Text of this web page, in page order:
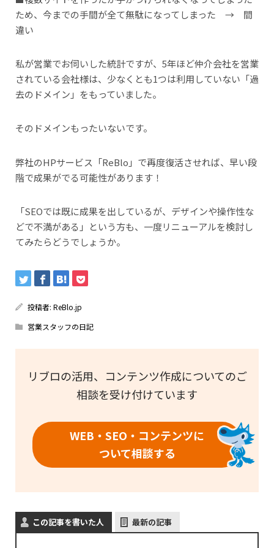
ため、今までの手間が全て無駄になってしまった → 間
違い
私が営業でお伺いした統計ですが、5年ほど仲介会社を営業
されている会社様は、少なくとも1つは利用していない「過
去のドメイン」をもっていました。
そのドメインもったいないです。
弊社のHPサービス「ReBlo」で再度復活させれば、早い段
階で成果がでる可能性があります！
「SEOでは既に成果を出しているが、デザインや操作性な
どで不満がある」という方も、一度リニューアルを検討し
てみたらどうでしょうか。
投稿者: ReBlo.jp
営業スタッフの日記
リブロの活用、コンテンツ作成についてのご
相談を受け付けています
WEB・SEO・コンテンツに
ついて相談する
この記事を書いた人 最新の記事